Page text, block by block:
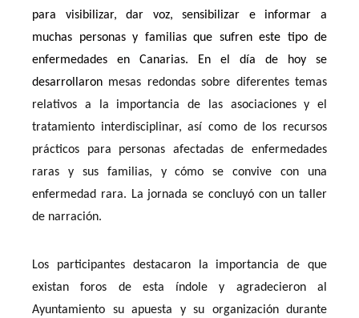
para visibilizar, dar voz, sensibilizar e informar a
muchas personas y familias que sufren este tipo de
enfermedades en Canarias.
En el día de hoy se
desarrollaron mesas redondas sobre diferentes temas
relativos a la importancia de las asociaciones y el
tratamiento interdisciplinar, así como de los recursos
prácticos para personas afectadas de enfermedades
raras y sus familias, y cómo se convive con una
enfermedad rara. La jornada se concluyó con un taller
de narración.
Los participantes destacaron la importancia de que
existan foros de esta índole y agradecieron al
Ayuntamiento su apuesta y su organización durante